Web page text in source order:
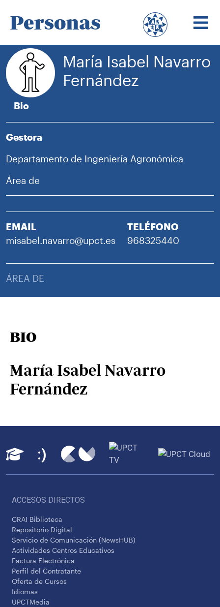
Personas
María Isabel Navarro
Fernández
Bio
Gestora
Departamento de Ingeniería Agronómica
Área de
EMAIL
misabel.navarro@upct.es
TELÉFONO
968325440
ÁREA DE
BIO
María Isabel Navarro
Fernández
ACCESOS DIRECTOS
CRAI Biblioteca
Repositorio Digital
Servicio de Comunicación (NewsHUB)
Actividades Centros Educativos
Factura Electrónica
Perfil del Contratante
Oferta de Cursos
Idiomas
UPCTMedia